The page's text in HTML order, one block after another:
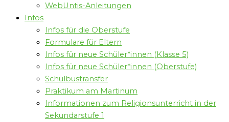
WebUntis-Anleitungen
Infos
Infos für die Oberstufe
Formulare für Eltern
Infos für neue Schüler*innen (Klasse 5)
Infos für neue Schüler*innen (Oberstufe)
Schulbustransfer
Praktikum am Martinum
Informationen zum Religionsunterricht in der
Sekundarstufe 1